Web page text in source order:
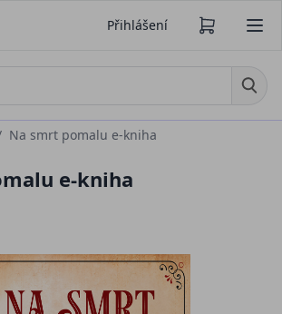
Přihlášení
Na smrt pomalu e-kniha
e-kniha